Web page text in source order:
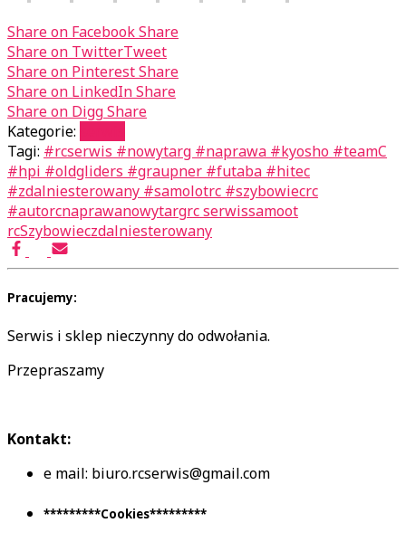
Share on FacebookShare
Share on TwitterTweet
Share on PinterestShare
Share on LinkedInShare
Share on DiggShare
Kategorie:
Tagi: #rcserwis #nowytarg #naprawa #kyosho #teamC
#hpi #oldgliders #graupner #futaba #hitec
#zdalniesterowany #samolotrc #szybowiecrc
#autorcnaprawanowytargrc serwissamoot
rcSzybowieczdalniesterowany
Pracujemy:
Serwis i sklep nieczynny do odwołania.
Przepraszamy
Kontakt:
e mail: biuro.rcserwis@gmail.com
*********Cookies*********